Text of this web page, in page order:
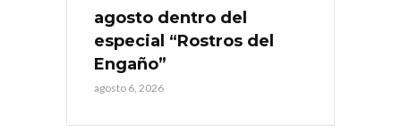
agosto dentro del
especial “Rostros del
Engaño”
agosto 6, 2026